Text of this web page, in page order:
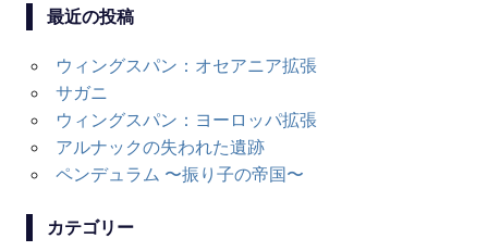
最近の投稿
ウィングスパン：オセアニア拡張
サガニ
ウィングスパン：ヨーロッパ拡張
アルナックの失われた遺跡
ペンデュラム 〜振り子の帝国〜
カテゴリー